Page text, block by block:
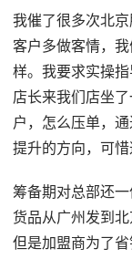
我催了很多次北
客户多做客情，
样。我要求实操
店长来我们店坐
户，怎么压单，
提升的方向，可惜
筹备期对总部还
货品从广州发到
但是加盟商为了